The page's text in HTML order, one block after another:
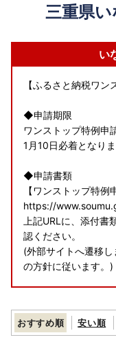
三重県
い
【ふるさと納税ワン
◆申請期限
ワンストップ特例申
1月10日必着となり
◆申請書類
【ワンストップ特例
https://
上記URLに、添付
認ください。
(外部サイトへ遷移
の方針に従います。)
【ふるさとPASS】
でできるサービス
おすすめ順 安い順